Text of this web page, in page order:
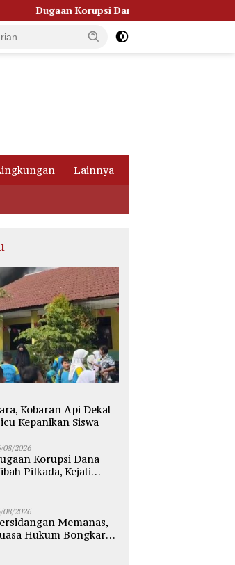
Pilkada, Kejati Kalteng Seret Seluruh
Lainnya
Kobaran Api Dekat
Kepanikan Siswa
08/2026
Korupsi Dana
Pilkada, Kejati
08/2026
Memanas,
Hukum Bongkar